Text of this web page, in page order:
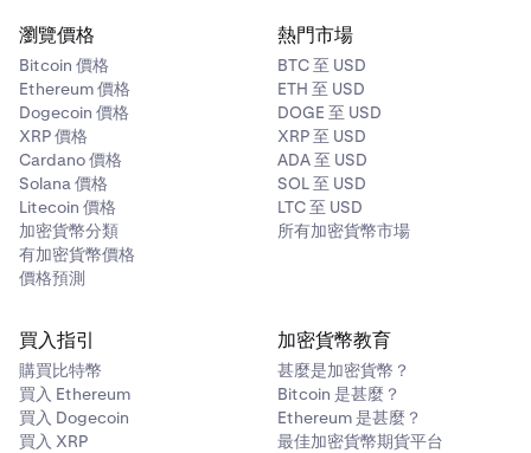
瀏覽價格
Bitcoin 價格
Ethereum 價格
Dogecoin 價格
XRP 價格
Cardano 價格
Solana 價格
Litecoin 價格
加密貨幣分類
有加密貨幣價格
價格預測
熱門市場
BTC 至 USD
ETH 至 USD
DOGE 至 USD
XRP 至 USD
ADA 至 USD
SOL 至 USD
LTC 至 USD
所有加密貨幣市場
買入指引
購買比特幣
買入 Ethereum
買入 Dogecoin
買入 XRP
加密貨幣教育
甚麼是加密貨幣？
Bitcoin 是甚麼？
Ethereum 是甚麼？
最佳加密貨幣期貨平台